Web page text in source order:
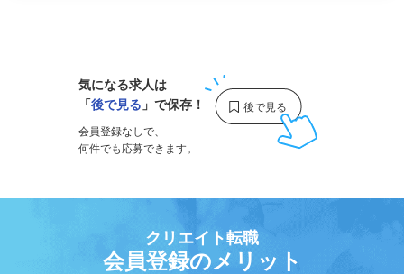
気になる求人は
「後で見る 」で保存！
会員登録なしで、
何件でも応募できます。
クリエイト転職
会員登録のメリット